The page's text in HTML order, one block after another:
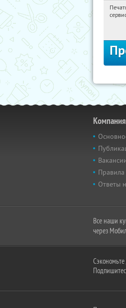
Компания
Правила
Ответы
Все наши
через